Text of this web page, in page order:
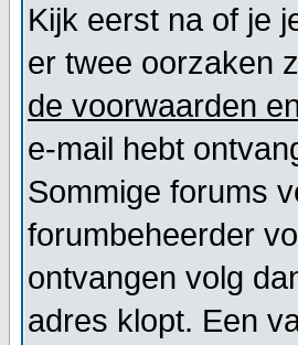
Kijk eerst na of je
er twee oorzaken
de voorwaarden
e-mail hebt
Sommige forums
forumbeheerder
ontvangen volg
adres klopt. Een